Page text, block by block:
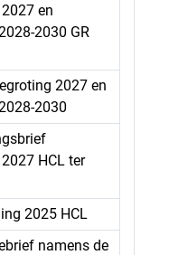
en
2030 GR
2027 en
2030
HCL ter
2025 HCL
namens de